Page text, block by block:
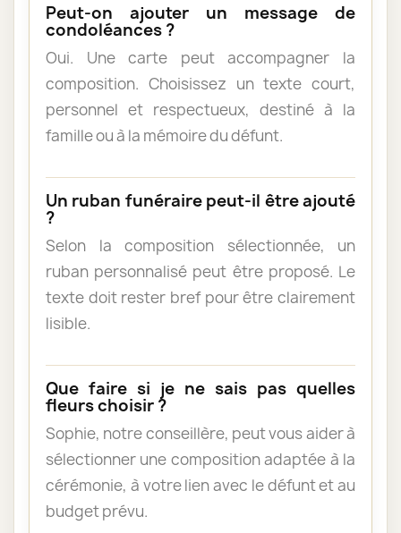
Peut-on ajouter un message de
condoléances ?
Oui. Une carte peut accompagner la
composition. Choisissez un texte court,
personnel et respectueux, destiné à la
famille ou à la mémoire du défunt.
Un ruban funéraire peut-il être ajouté
?
Selon la composition sélectionnée, un
ruban personnalisé peut être proposé. Le
texte doit rester bref pour être clairement
lisible.
Que faire si je ne sais pas quelles
fleurs choisir ?
Sophie, notre conseillère, peut vous aider à
sélectionner une composition adaptée à la
cérémonie, à votre lien avec le défunt et au
budget prévu.